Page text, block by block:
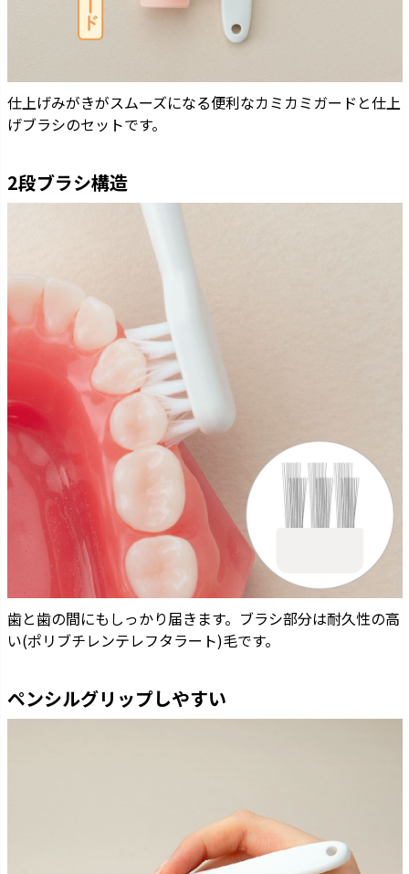
仕上げみがきがスムーズになる便利なカミカミガードと仕上
げブラシのセットです。
2段ブラシ構造
歯と歯の間にもしっかり届きます。ブラシ部分は耐久性の高
い(ポリブチレンテレフタラート)毛です。
ペンシルグリップしやすい